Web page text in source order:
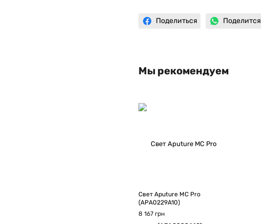
Поделиться Поделится
Мы рекомендуем
Свет Aputure MC Pro
(APA0229A10)
8 167 грн